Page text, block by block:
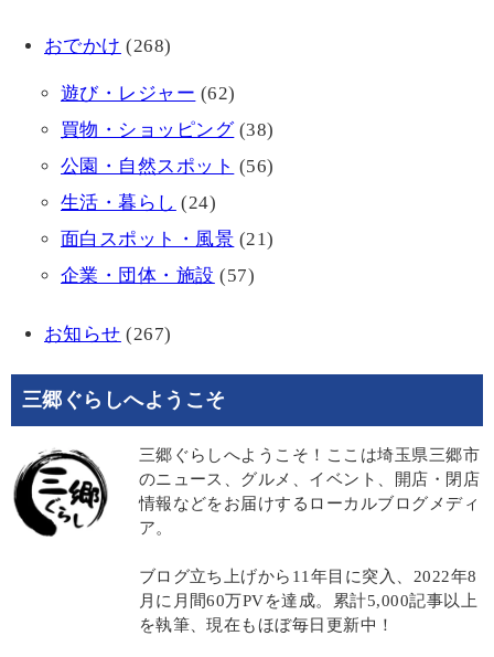
おでかけ (268)
遊び・レジャー (62)
買物・ショッピング(38)
公園・自然スポット (56)
生活・暮らし (24)
面白スポット・風景 (21)
企業・団体・施設 (57)
お知らせ (267)
三郷ぐらしへようこそ
三郷ぐらしへようこそ！ここは埼玉県三郷市
のニュース、グルメ、イベント、開店・閉店
情報などをお届けするローカルブログメディ
ア。
ブログ立ち上げから11年目に突入、2022年8
月に月間60万PVを達成。累計5,000記事以上
を執筆、現在もほぼ毎日更新中！